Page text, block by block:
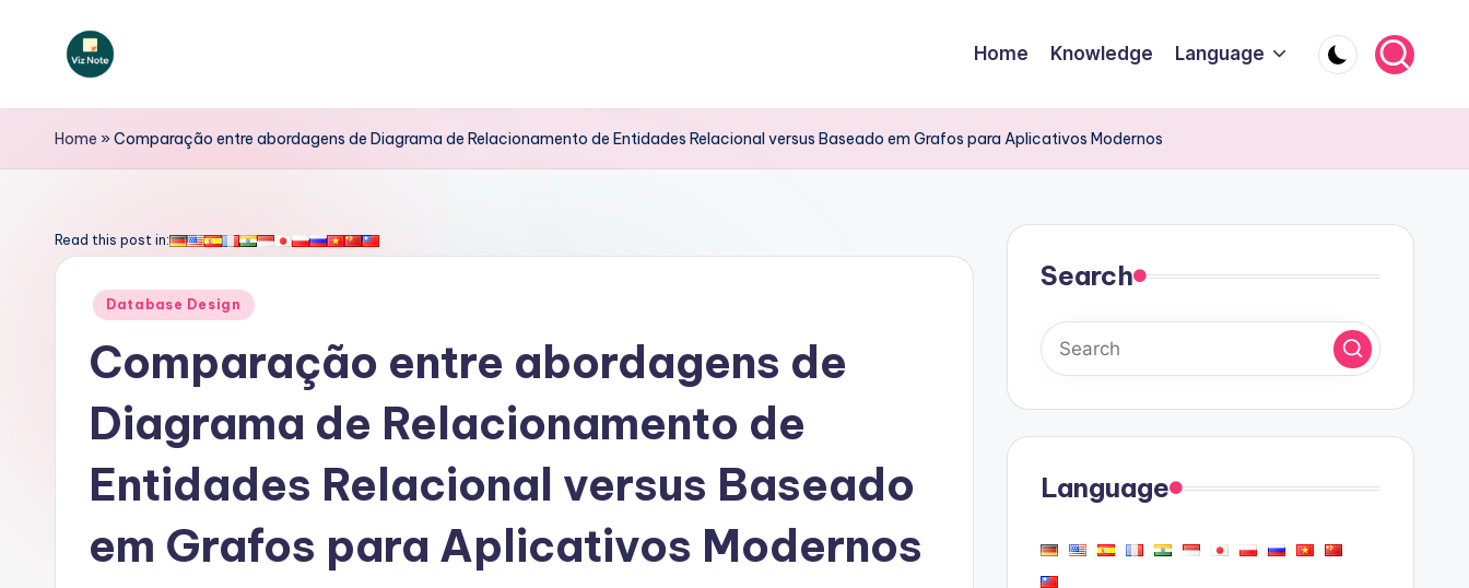
V
iz
o
rt
Home Knowledge Language
Home »Comparação entre abordagens de Diagrama de Relacionamento de Entidades Relacional versus Baseado em Grafos para Aplicativos Modernos
Read this post in:
Posted
Database Design
Comparação entre abordagens de
Diagrama de Relacionamento de
Entidades Relacional versus Baseado
em Grafos para Aplicativos Modernos
Search
Language